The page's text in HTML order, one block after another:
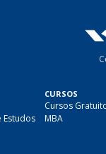
Estudos
CURSOS
Cursos
MBA